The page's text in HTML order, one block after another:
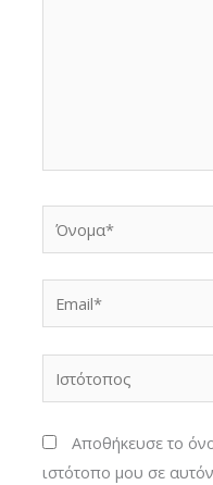
Ιστότοπος
Αποθήκευσε το
ιστότοπο μου σε